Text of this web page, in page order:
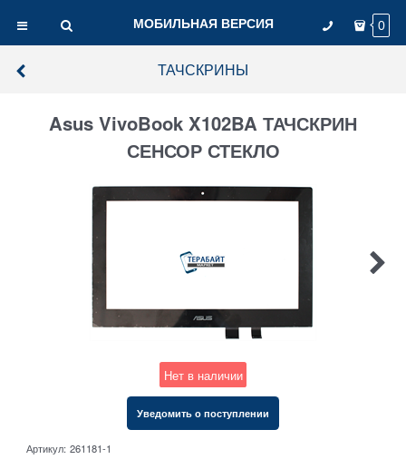
МОБИЛЬНАЯ ВЕРСИЯ 0
ТАЧСКРИНЫ
Asus VivoBook X102BA ТАЧСКРИН
СЕНСОР СТЕКЛО
Нет в наличии
Уведомить о поступлении
Артикул: 261181-1